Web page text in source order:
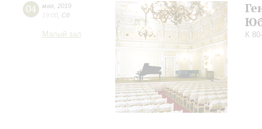
04 мая 2019
19:00 Сб
Малый зал К